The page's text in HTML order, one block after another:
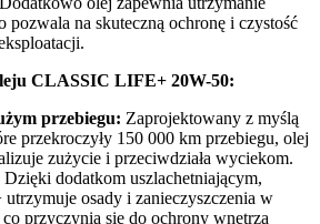
pozwala na skuteczną ochronę i czystość
CLASSIC LIFE+ 20W-50:
przebiegu: Zaprojektowany z myślą
przekroczyły 150 000 km przebiegu, olej
zużycie i przeciwdziała wyciekom.
Dzięki dodatkom uszlachetniającym,
osady i zanieczyszczenia w
przyczynia się do ochrony wnętrza